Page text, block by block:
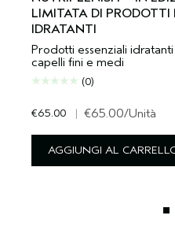
LIMITATA DI PRODOTTI
IDRATANTI
Prodotti essenziali
capelli fini e medi
(0)
€65.00 | €65.00/Unità
AGGIUNGI AL